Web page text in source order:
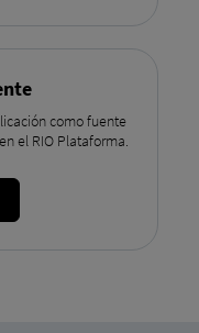
como fuente
el RIO Plataforma.